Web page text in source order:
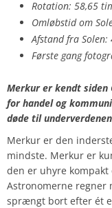
Rotation: 58,65
Omløbstid om
Afstand fra
Første gang
Merkur er kendt
for handel og
døde til
Merkur er den
mindste. Merkur er
den er uhyre
Astronomerne regner
sprængt bort efter ét